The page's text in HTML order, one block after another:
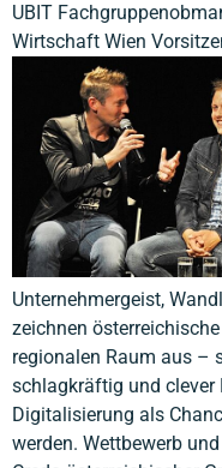
UBIT
Wirtschaft Wien
Unternehmergeist,
zeichnen
regionalen Raum aus –
schlagkräftig und clever
Digitalisierung als
werden. Wettbewerb